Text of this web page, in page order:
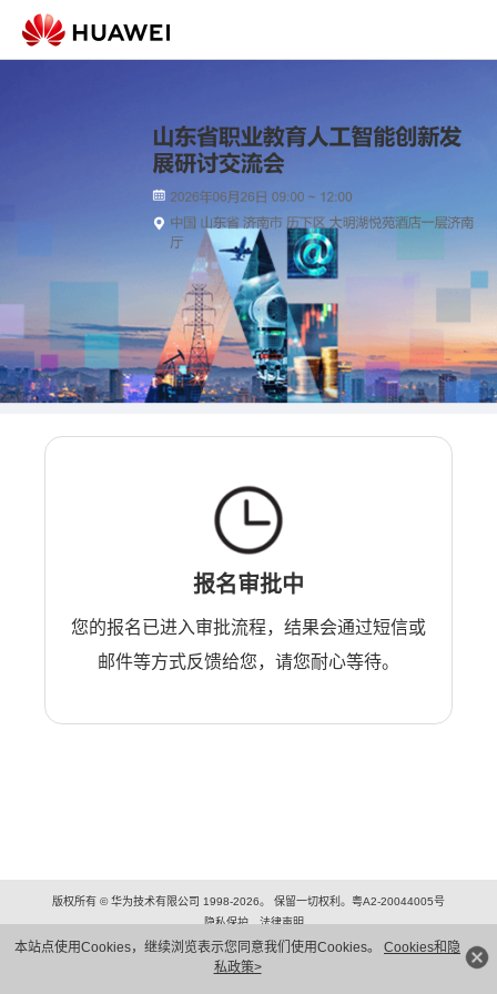
本站点使用Cookies，继续浏览表示您同意我们使用Cookies。 Cookies和隐
私政策>
报名审批中
您的报名已进入审批流程，结果会通过短信或
邮件等方式反馈给您，请您耐心等待。
版权所有 © 华为技术有限公司 1998-2026。 保留一切权利。粤A2-20044005号
隐私保护
法律声明